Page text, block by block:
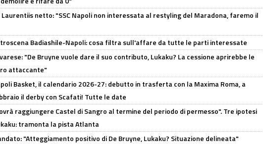
Laurentiis netto: "SSC Napoli non interessata al restyling del Maradona, faremo il
Badiashile-Napoli: cosa filtra sull'affare da tutte le parti interessate
"De Bruyne vuole dare il suo contributo, Lukaku? La cessione aprirebbe le
attaccante"
Basket, il calendario 2026-27: debutto in trasferta con la Maxima Roma, a
il derby con Scafati! Tutte le date
raggiungere Castel di Sangro al termine del periodo di permesso". Tre ipotesi
tramonta la pista Atlanta
"Atteggiamento positivo di De Bruyne, Lukaku? Situazione delineata"